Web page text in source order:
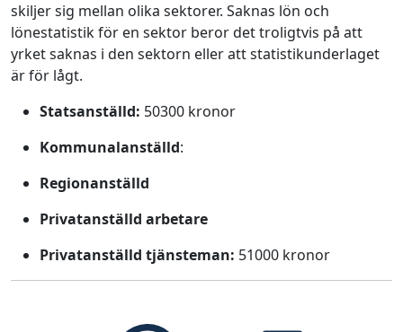
skiljer sig mellan olika sektorer. Saknas lön och
lönestatistik för en sektor beror det troligtvis på att
yrket saknas i den sektorn eller att statistikunderlaget
är för lågt.
Statsanställd: 50300 kronor
Kommunalanställd:
Regionanställd
Privatanställd arbetare
Privatanställd tjänsteman: 51000 kronor